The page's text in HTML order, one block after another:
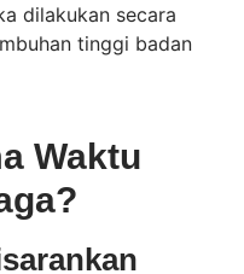
dilakukan secara
tinggi badan
Waktu